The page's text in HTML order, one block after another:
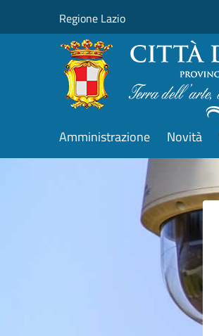
Regione Lazio
Amministrazione Novità